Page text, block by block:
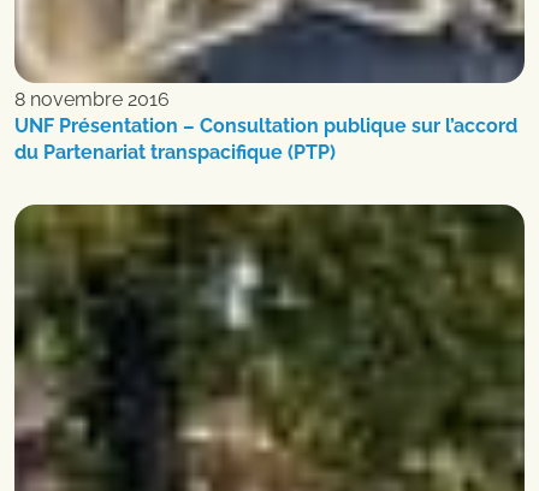
8 novembre 2016
UNF Présentation – Consultation publique sur l’accord
du Partenariat transpacifique (PTP)